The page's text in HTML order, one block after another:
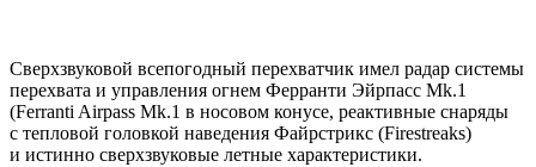
Сверхзвуковой всепогодный перехватчик имел радар системы
перехвата и управления огнем Ферранти Эйрпасс Mk.1
(Ferranti Airpass Mk.1 в носовом конусе, реактивные снаряды
с тепловой головкой наведения Файрстрикс (Firestreaks)
и истинно сверхзвуковые летные характеристики.